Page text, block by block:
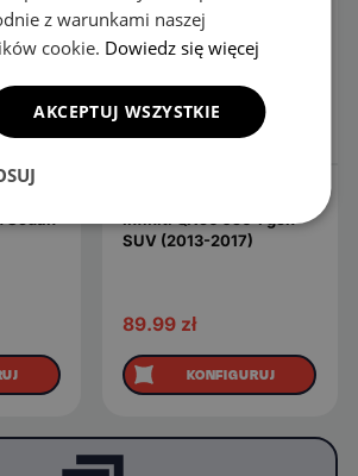
SUV (2013-2017)
89.99 zł
KONFIGURUJ
z warunkami naszej
cookie. Dowiedz się więcej
AKCEPTUJ WSZYSTKIE